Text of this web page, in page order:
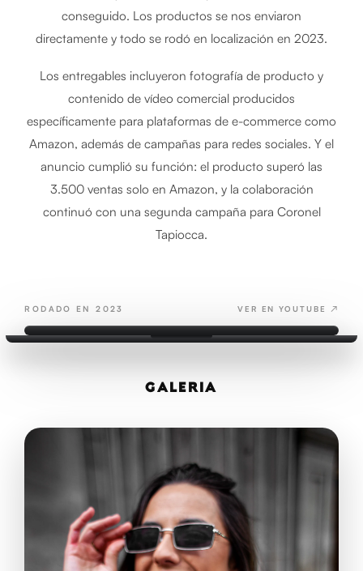
conseguido. Los productos se nos enviaron
directamente y todo se rodó en localización en 2023.
Los entregables incluyeron fotografía de producto y
contenido de vídeo comercial producidos
específicamente para plataformas de e-commerce como
Amazon, además de campañas para redes sociales. Y el
anuncio cumplió su función: el producto superó las
3.500 ventas solo en Amazon, y la colaboración
continuó con una segunda campaña para Coronel
Tapiocca.
RODADO EN 2023 VER EN YOUTUBE ↗
DON
GALERÍA